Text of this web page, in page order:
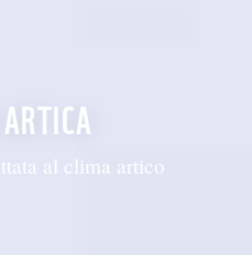
al clima artico